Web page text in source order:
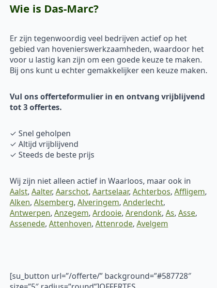
Wie is Das-Marc?
Er zijn tegenwoordig veel bedrijven actief op het
gebied van hovenierswerkzaamheden, waardoor het
voor u lastig kan zijn om een goede keuze te maken.
Bij ons kunt u echter gemakkelijker een keuze maken.
Vul ons offerteformulier in en ontvang vrijblijvend
tot 3 offertes.
✓ Snel geholpen
✓ Altijd vrijblijvend
✓ Steeds de beste prijs
Wij zijn niet alleen actief in Waarloos, maar ook in
Aalst, Aalter, Aarschot, Aartselaar, Achterbos, Affligem,
Alken, Alsemberg, Alveringem, Anderlecht,
Antwerpen, Anzegem, Ardooie, Arendonk, As, Asse,
Assenede, Attenhoven, Attenrode, Avelgem
[su_button url=”/offerte/” background=”#587728″